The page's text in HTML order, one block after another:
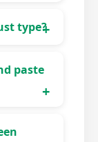
type?
paste